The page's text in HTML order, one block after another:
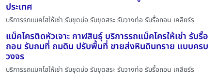
ประเทศ
บริการรถแบคโฮให้เช่า รับขุดบ่อ รับขุดสระ รับวางท่อ รับรื้อถอน เคลียร์ร
แม็คโครติดหัวเจาะ กาฬสินธุ์ บริการรถแม็คโครให้เช่า รับรื้อ
ถอน รับถมที่ ถมดิน ปรับพื้นที่ ขายส่งหินดินทราย แบบครบ
วงจร
บริการรถแบคโฮให้เช่า รับขุดบ่อ รับขุดสระ รับวางท่อ รับรื้อถอน เคลียร์ร